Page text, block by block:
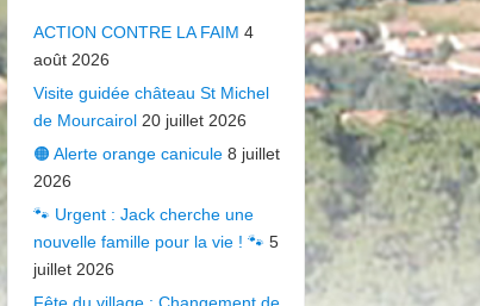
ACTION CONTRE LA FAIM 4
août 2026
Visite guidée château St Michel
de Mourcairol 20 juillet 2026
🟠 Alerte orange canicule 8 juillet
2026
🐾 Urgent : Jack cherche une
nouvelle famille pour la vie ! 🐾 5
juillet 2026
Fête du village : Changement de